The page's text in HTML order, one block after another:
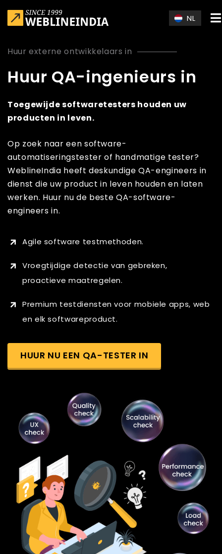
NL
Huur externe ontwikkelaars in
Huur QA-ingenieurs in
Toegewijde softwaretesters houden uw
producten in leven.
Op zoek naar een software-
automatiseringstester of handmatige tester?
WeblineIndia heeft deskundige QA-engineers in
dienst die uw product in leven houden en laten
werken. Huur nu de beste QA-software-
engineers in.
Agile software testmethoden.
Vroegtijdige detectie van gebreken,
proactieve maatregelen.
Premium testdiensten voor mobiele apps, web
en elk softwareproduct.
HUUR NU EEN QA-TESTER IN